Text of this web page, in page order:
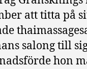
att titta på
salong till
hon